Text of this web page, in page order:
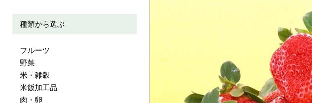
種類から選ぶ
フルーツ
野菜
米・雑穀
米飯加工品
肉・卵